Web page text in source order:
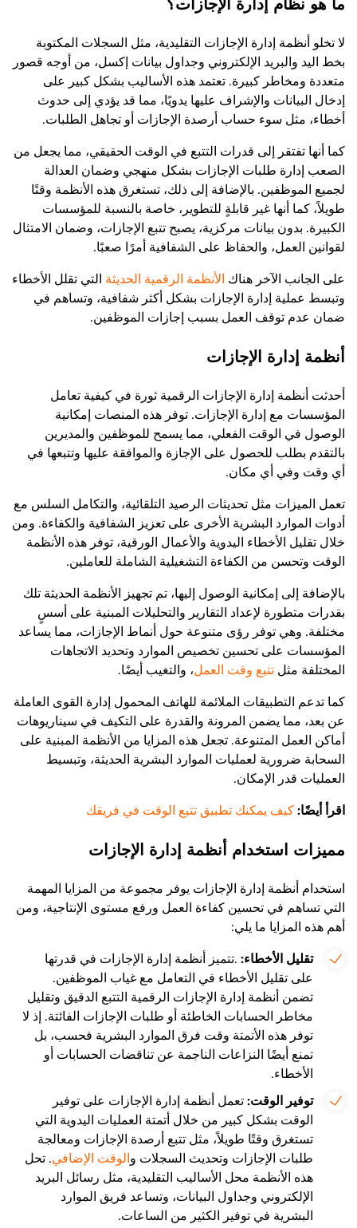
ما هو نظام إدارة الإجازات؟
لا تخلو أنظمة إدارة الإجازات التقليدية، مثل السجلات المكتوبة
بخط اليد والبريد الإلكتروني وجداول بيانات إكسل، من أوجه قصور
متعددة ومخاطر كبيرة. تعتمد هذه الأساليب بشكل كبير على
إدخال البيانات والإشراف عليها يدويًا، مما قد يؤدي إلى حدوث
أخطاء، مثل سوء حساب أرصدة الإجازات أو تجاهل الطلبات.
كما أنها تفتقر إلى قدرات التتبع في الوقت الحقيقي، مما يجعل من
الصعب إدارة طلبات الإجازات بشكل منهجي وضمان العدالة
لجميع الموظفين. بالإضافة إلى ذلك، تستغرق هذه الأنظمة وقتًا
طويلاً، كما أنها غير قابلةٍ للتطوير، خاصة بالنسبة للمؤسسات
الكبيرة. بدون بيانات مركزية، يصبح تتبع الإجازات، وضمان الامتثال
لقوانين العمل، والحفاظ على الشفافية أمرًا صعبًا.
على الجانب الآخر هناك الأنظمة الرقمية الحديثة التي تقلل الأخطاء
وتبسط عملية إدارة الإجازات بشكل أكثر شفافية، وتساهم في
ضمان عدم توقف العمل بسبب إجازات الموظفين.
أنظمة إدارة الإجازات
أحدثت أنظمة إدارة الإجازات الرقمية ثورة في كيفية تعامل
المؤسسات مع إدارة الإجازات. توفر هذه المنصات إمكانية
الوصول في الوقت الفعلي، مما يسمح للموظفين والمديرين
بالتقدم بطلب للحصول على الإجازة والموافقة عليها وتتبعها في
أي وقت وفي أي مكان.
تعمل الميزات مثل تحديثات الرصيد التلقائية، والتكامل السلس مع
أدوات الموارد البشرية الأخرى على تعزيز الشفافية والكفاءة. ومن
خلال تقليل الأخطاء اليدوية والأعمال الورقية، توفر هذه الأنظمة
الوقت وتحسن من الكفاءة التشغيلية الشاملة للعاملين.
بالإضافة إلى إمكانية الوصول إليها، تم تجهيز الأنظمة الحديثة تلك
بقدرات متطورة لإعداد التقارير والتحليلات المبنية على أسسٍ
مختلفة. وهي توفر رؤى متنوعة حول أنماط الإجازات، مما يساعد
المؤسسات على تحسين تخصيص الموارد وتحديد الاتجاهات
المختلفة مثل تتبع وقت العمل، والتغيب أيضًا.
كما تدعم التطبيقات الملائمة للهاتف المحمول إدارة القوى العاملة
عن بعد، مما يضمن المرونة والقدرة على التكيف في سيناريوهات
أماكن العمل المتنوعة. تجعل هذه المزايا من الأنظمة المبنية على
السحابة ضرورية لعمليات الموارد البشرية الحديثة، وتبسيط
العمليات قدر الإمكان.
اقرأ أيضًا:كيف يمكنك تطبيق تتبع الوقت في فريقك
مميزات استخدام أنظمة إدارة الإجازات
استخدام أنظمة إدارة الإجازات يوفر مجموعة من المزايا المهمة
التي تساهم في تحسين كفاءة العمل ورفع مستوى الإنتاجية، ومن
أهم هذه المزايا ما يلي:
تقليل الأخطاء: .تتميز أنظمة إدارة الإجازات في قدرتها
على تقليل الأخطاء في التعامل مع غياب الموظفين.
تضمن أنظمة إدارة الإجازات الرقمية التتبع الدقيق وتقليل
مخاطر الحسابات الخاطئة أو طلبات الإجازات الفائتة. إذ لا
توفر هذه الأتمتة وقت فرق الموارد البشرية فحسب، بل
تمنع أيضًا النزاعات الناجمة عن تناقضات الحسابات أو
الأخطاء.
توفير الوقت:تعمل أنظمة إدارة الإجازات على توفير
الوقت بشكل كبير من خلال أتمتة العمليات اليدوية التي
تستغرق وقتًا طويلاً، مثل تتبع أرصدة الإجازات ومعالجة
طلبات الإجازات وتحديث السجلات والوقت الإضافي. تحل
هذه الأنظمة محل الأساليب التقليدية، مثل رسائل البريد
الإلكتروني وجداول البيانات، وتساعد فريق الموارد
البشرية في توفير الكثير من الساعات.